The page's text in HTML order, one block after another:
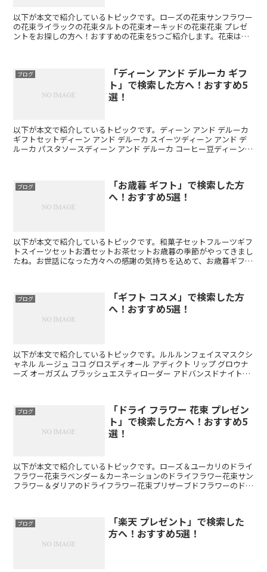
以下が本文で紹介しているトピックです。ローズの花束サンフラワー
の花束ライラックの花束タルトの花束オーキッドの花束花束 プレゼ
ントをお探しの方へ！おすすめの花束を5つご紹介します。花束は特
ブログ
「ディーン アンド デルーカ ギフ
ト」で検索した方へ！おすすめ5
選！
以下が本文で紹介しているトピックです。ディーン アンド デルーカ
ギフトセットディーン アンド デルーカ スイーツディーン アンド デ
ルーカ パスタソースディーン アンド デルーカ コーヒー豆ディーン
ブログ
「お歳暮 ギフト」で検索した方
へ！おすすめ5選！
以下が本文で紹介しているトピックです。和菓子セットフルーツギフ
トスイーツセットお酒セットお茶セットお歳暮の季節がやってきまし
たね。お世話になった方々への感謝の気持ちを込めて、お歳暮ギフト
ブログ
「ギフト コスメ」で検索した方
へ！おすすめ5選！
以下が本文で紹介しているトピックです。ルルルンフェイスマスクシ
ャネル ルージュ ココ グロスディオール アディクト リップ グロウナ
ーズ オーガズム ブラッシュエスティローダー アドバンスドナイトリ
ブログ
「ドライ フラワー 花束 プレゼン
ト」で検索した方へ！おすすめ5
選！
以下が本文で紹介しているトピックです。ローズ＆ユーカリのドライ
フラワー花束ラベンダー＆カーネーションのドライフラワー花束サン
フラワー＆ダリアのドライフラワー花束プリザーブドフラワーのドラ
ブログ
「楽天 プレゼント」で検索した
方へ！おすすめ5選！